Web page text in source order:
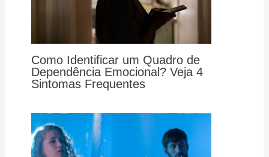
Como Identificar um Quadro de
Dependência Emocional? Veja 4
Sintomas Frequentes